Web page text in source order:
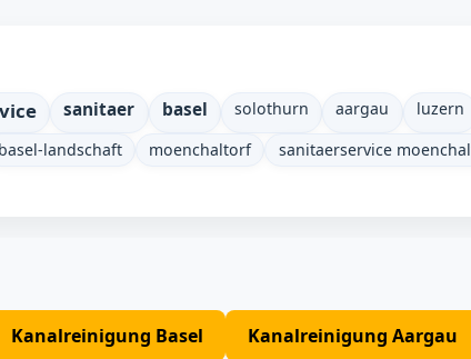
sanitaer basel solothurn aargau luzern
basel-landschaft moenchaltorf sanitaerservice
Kanalreinigung Basel Kanalreinigung Aargau